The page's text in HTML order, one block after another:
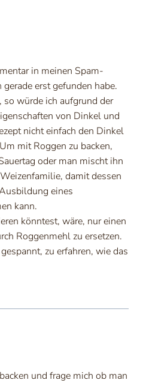
in meinen Spam-
erst gefunden habe.
würde ich aufgrund der
von Dinkel und
nicht einfach den Dinkel
mit Roggen zu backen,
oder man mischt ihn
damit dessen
eines
kann.
könntest, wäre, nur einen
Roggenmehl zu ersetzen.
zu erfahren, wie das
und frage mich ob man